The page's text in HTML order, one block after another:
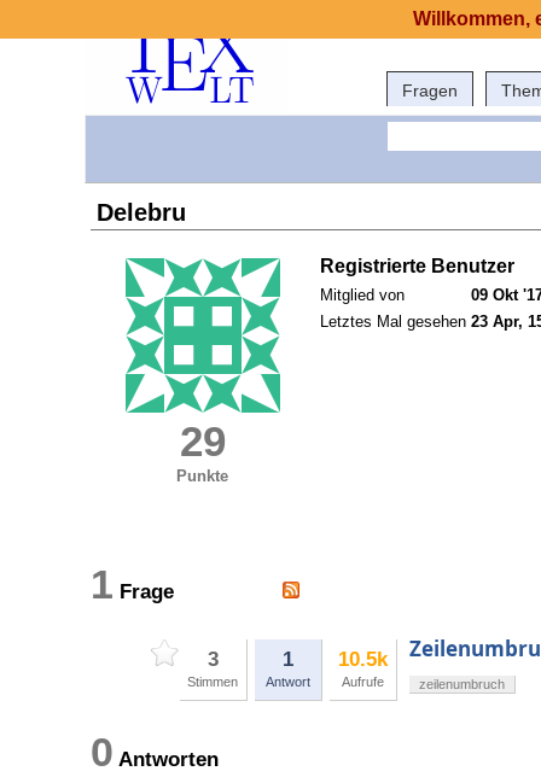
Fragen
Delebru
29
Punkte
Registrierte Benutzer
Mitglied von
09 Okt
Letztes Mal gesehen 23 Apr,
1 Frage
3
Stimmen
1
Antwort
10.5k
Aufrufe zeilenumbruch
0 Antworten
Willkommen,